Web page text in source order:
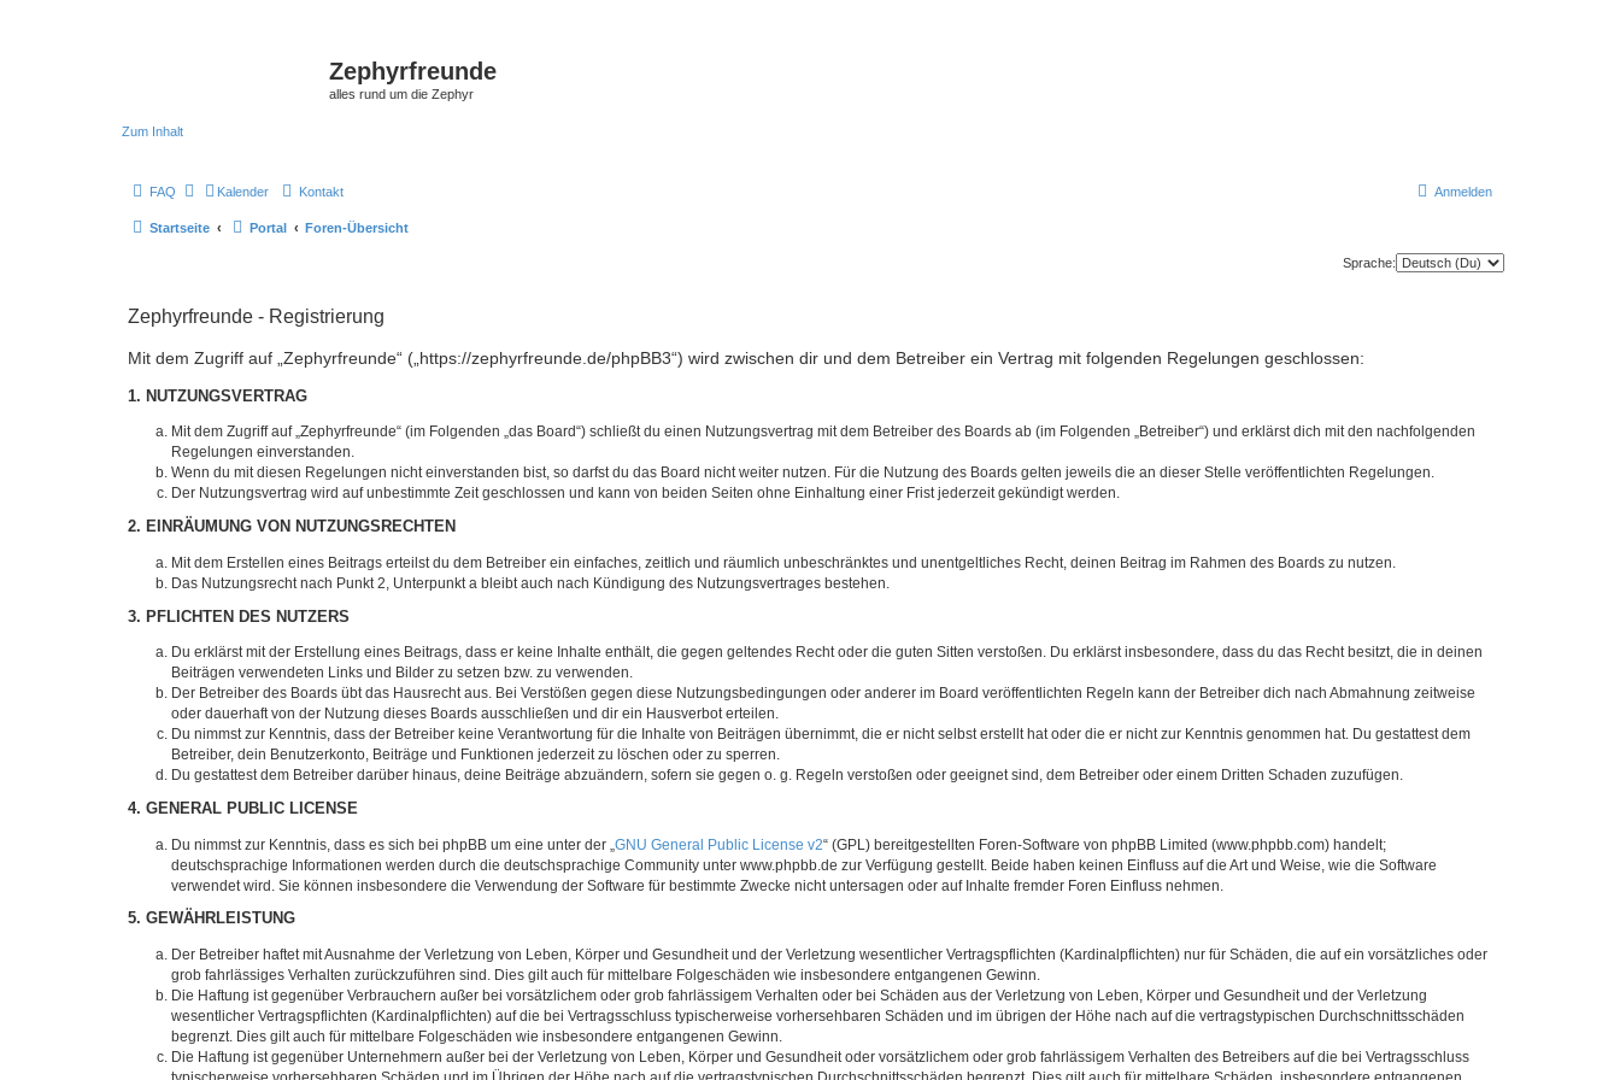
Zephyrfreunde
alles rund um die Zephyr
Zum Inhalt
FAQ Kalender Kontakt Anmelden
Startseite Portal Foren-Übersicht
Sprache:
Zephyrfreunde - Registrierung
Mit dem Zugriff auf „Zephyrfreunde“ („https://zephyrfreunde.de/phpBB3“) wird zwischen dir und dem Betreiber ein Vertrag mit folgenden Regelungen geschlossen:
1. NUTZUNGSVERTRAG
Mit dem Zugriff auf „Zephyrfreunde“ (im Folgenden „das Board“) schließt du einen Nutzungsvertrag mit dem Betreiber des Boards ab (im Folgenden „Betreiber“) und erklärst dich mit den nachfolgenden
Regelungen einverstanden.
Wenn du mit diesen Regelungen nicht einverstanden bist, so darfst du das Board nicht weiter nutzen. Für die Nutzung des Boards gelten jeweils die an dieser Stelle veröffentlichten Regelungen.
Der Nutzungsvertrag wird auf unbestimmte Zeit geschlossen und kann von beiden Seiten ohne Einhaltung einer Frist jederzeit gekündigt werden.
2. EINRÄUMUNG VON NUTZUNGSRECHTEN
Mit dem Erstellen eines Beitrags erteilst du dem Betreiber ein einfaches, zeitlich und räumlich unbeschränktes und unentgeltliches Recht, deinen Beitrag im Rahmen des Boards zu nutzen.
Das Nutzungsrecht nach Punkt 2, Unterpunkt a bleibt auch nach Kündigung des Nutzungsvertrages bestehen.
3. PFLICHTEN DES NUTZERS
Du erklärst mit der Erstellung eines Beitrags, dass er keine Inhalte enthält, die gegen geltendes Recht oder die guten Sitten verstoßen. Du erklärst insbesondere, dass du das Recht besitzt, die in deinen
Beiträgen verwendeten Links und Bilder zu setzen bzw. zu verwenden.
Der Betreiber des Boards übt das Hausrecht aus. Bei Verstößen gegen diese Nutzungsbedingungen oder anderer im Board veröffentlichten Regeln kann der Betreiber dich nach Abmahnung zeitweise
oder dauerhaft von der Nutzung dieses Boards ausschließen und dir ein Hausverbot erteilen.
Du nimmst zur Kenntnis, dass der Betreiber keine Verantwortung für die Inhalte von Beiträgen übernimmt, die er nicht selbst erstellt hat oder die er nicht zur Kenntnis genommen hat. Du gestattest dem
Betreiber, dein Benutzerkonto, Beiträge und Funktionen jederzeit zu löschen oder zu sperren.
Du gestattest dem Betreiber darüber hinaus, deine Beiträge abzuändern, sofern sie gegen o. g. Regeln verstoßen oder geeignet sind, dem Betreiber oder einem Dritten Schaden zuzufügen.
4. GENERAL PUBLIC LICENSE
Du nimmst zur Kenntnis, dass es sich bei phpBB um eine unter der „ GNU General Public License v2“ (GPL) bereitgestellten Foren-Software von phpBB Limited (www.phpbb.com) handelt;
deutschsprachige Informationen werden durch die deutschsprachige Community unter www.phpbb.de zur Verfügung gestellt. Beide haben keinen Einfluss auf die Art und Weise, wie die Software
verwendet wird. Sie können insbesondere die Verwendung der Software für bestimmte Zwecke nicht untersagen oder auf Inhalte fremder Foren Einfluss nehmen.
5. GEWÄHRLEISTUNG
Der Betreiber haftet mit Ausnahme der Verletzung von Leben, Körper und Gesundheit und der Verletzung wesentlicher Vertragspflichten (Kardinalpflichten) nur für Schäden, die auf ein vorsätzliches oder
grob fahrlässiges Verhalten zurückzuführen sind. Dies gilt auch für mittelbare Folgeschäden wie insbesondere entgangenen Gewinn.
Die Haftung ist gegenüber Verbrauchern außer bei vorsätzlichem oder grob fahrlässigem Verhalten oder bei Schäden aus der Verletzung von Leben, Körper und Gesundheit und der Verletzung
wesentlicher Vertragspflichten (Kardinalpflichten) auf die bei Vertragsschluss typischerweise vorhersehbaren Schäden und im übrigen der Höhe nach auf die vertragstypischen Durchschnittsschäden
begrenzt. Dies gilt auch für mittelbare Folgeschäden wie insbesondere entgangenen Gewinn.
Die Haftung ist gegenüber Unternehmern außer bei der Verletzung von Leben, Körper und Gesundheit oder vorsätzlichem oder grob fahrlässigem Verhalten des Betreibers auf die bei Vertragsschluss